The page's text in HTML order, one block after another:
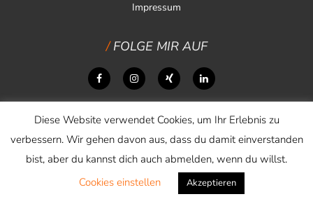
Impressum
FOLGE MIR AUF
Copyright © 2026 Daniel Wandelt
Diese Website verwendet Cookies, um Ihr Erlebnis zu
verbessern. Wir gehen davon aus, dass du damit einverstanden
bist, aber du kannst dich auch abmelden, wenn du willst.
Cookies einstellen
Akzeptieren